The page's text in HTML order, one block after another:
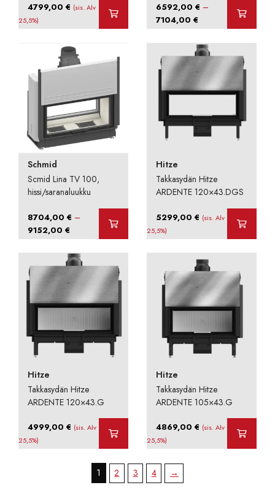
4799,00€ (sis. Alv
25,5%)
6592,00€ –
7104,00€ Hintaluokka:
6592,00 €
-
7104,00 €
Schmid
Scmid Lina TV 100,
hissi/saranaluukku
8704,00€ –
9152,00€ Hintaluokka:
8704,00 €
-
9152,00 €
Hitze
Takkasydän Hitze
ARDENTE 120×43.DGS
5299,00€ (sis. Alv
25,5%)
Hitze
Takkasydän Hitze
ARDENTE 120×43.G
4999,00€ (sis. Alv
25,5%)
Hitze
Takkasydän Hitze
ARDENTE 105×43.G
4869,00€ (sis. Alv
25,5%)
1 2 3 4 →